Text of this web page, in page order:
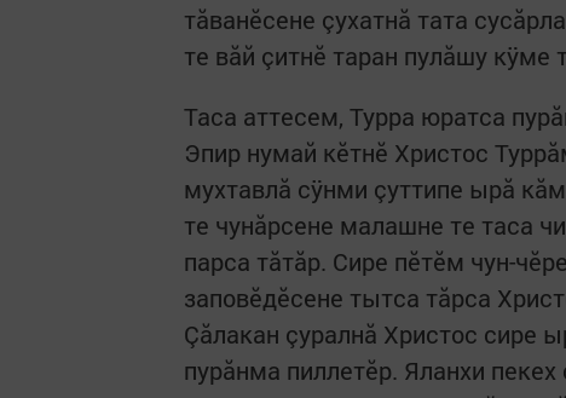
тăванĕсене çухатнă тата
те вăй çитнĕ таран пулăшу кÿме
Таса аттесем, Турра юратса
Эпир нумай кĕтнĕ Христос
мухтавлă сÿнми çуттипе ырă
те чунăрсене малашне те таса
парса тăтăр. Сире пĕтĕм чун-
заповĕдĕсене тытса тăрса
Çăлакан çуралнă Христос сире
пурăнма пиллетĕр. Яланхи